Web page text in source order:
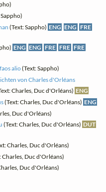
(Text: Sappho) ENG ENG FRE
ENG ENG FRE FRE FRE
alio(Text: Sappho)
von Charles d'Orléans
Charles, Duc d'Orléans) ENG
(Text: Charles, Duc d'Orléans) ENG
Duc d'Orléans)
(Text: Charles, Duc d'Orléans) DUT
Charles, Duc d'Orléans)
Charles, Duc d'Orléans)
Duc d'Orléans)